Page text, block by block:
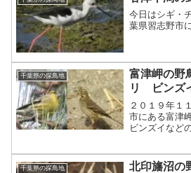
今日はシギ・
葉県習志野市
千葉県の探鳥地
富津岬の
リ ビンズ
２０１９年１
市にある富津
ビンズイなど
千葉県の探鳥地
北印旛沼